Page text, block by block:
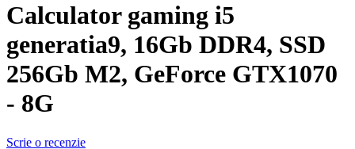
Calculator gaming i5
generatia9, 16Gb DDR4, SSD
256Gb M2, GeForce GTX1070
- 8G
Scrie o recenzie